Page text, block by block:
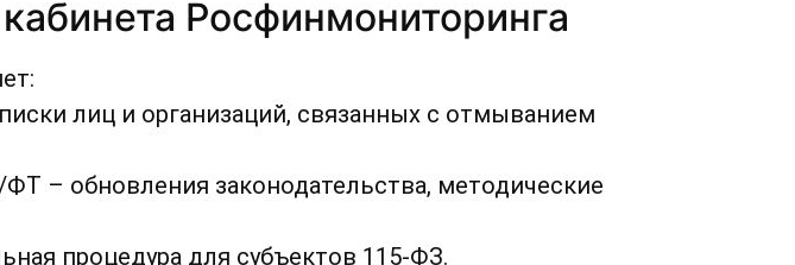
Росфинмониторинга
лиц и организаций, связанных с отмыванием
– обновления законодательства, методические
процедура для субъектов 115-ФЗ.